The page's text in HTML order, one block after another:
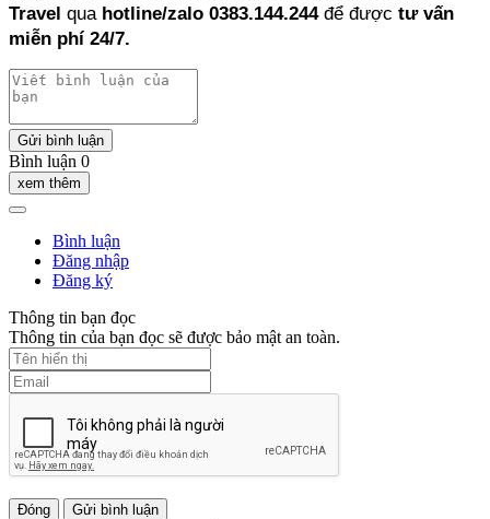
Travel qua hotline/zalo 0383.144.244 để được tư vấn
miễn phí 24/7.
Gửi bình luận
Bình luận 0
xem thêm
Bình luận
Đăng nhập
Đăng ký
Thông tin bạn đọc
Thông tin của bạn đọc sẽ được bảo mật an toàn.
Đóng Gửi bình luận